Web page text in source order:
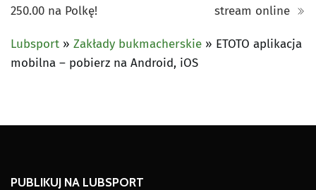
250.00 na Polkę!
stream online
Lubsport » Zakłady bukmacherskie » ETOTO aplikacja
mobilna – pobierz na Android, iOS
PUBLIKUJ NA LUBSPORT